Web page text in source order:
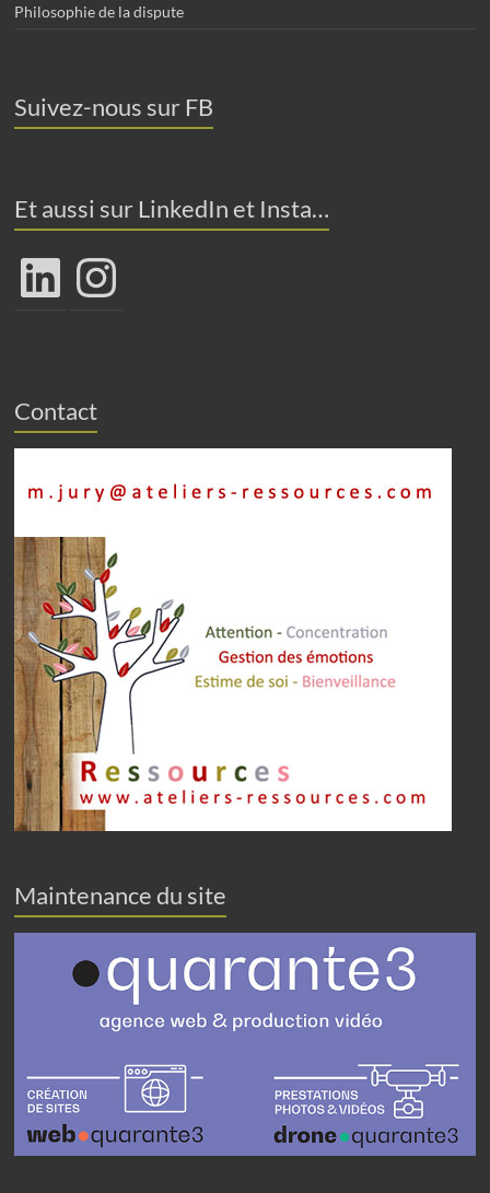
Philosophie de la dispute
Suivez-nous sur FB
Et aussi sur LinkedIn et Insta…
LinkedIn Instagram
Contact
Maintenance du site